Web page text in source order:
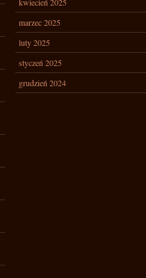
marzec 2025
luty 2025
styczeń 2025
grudzień 2024